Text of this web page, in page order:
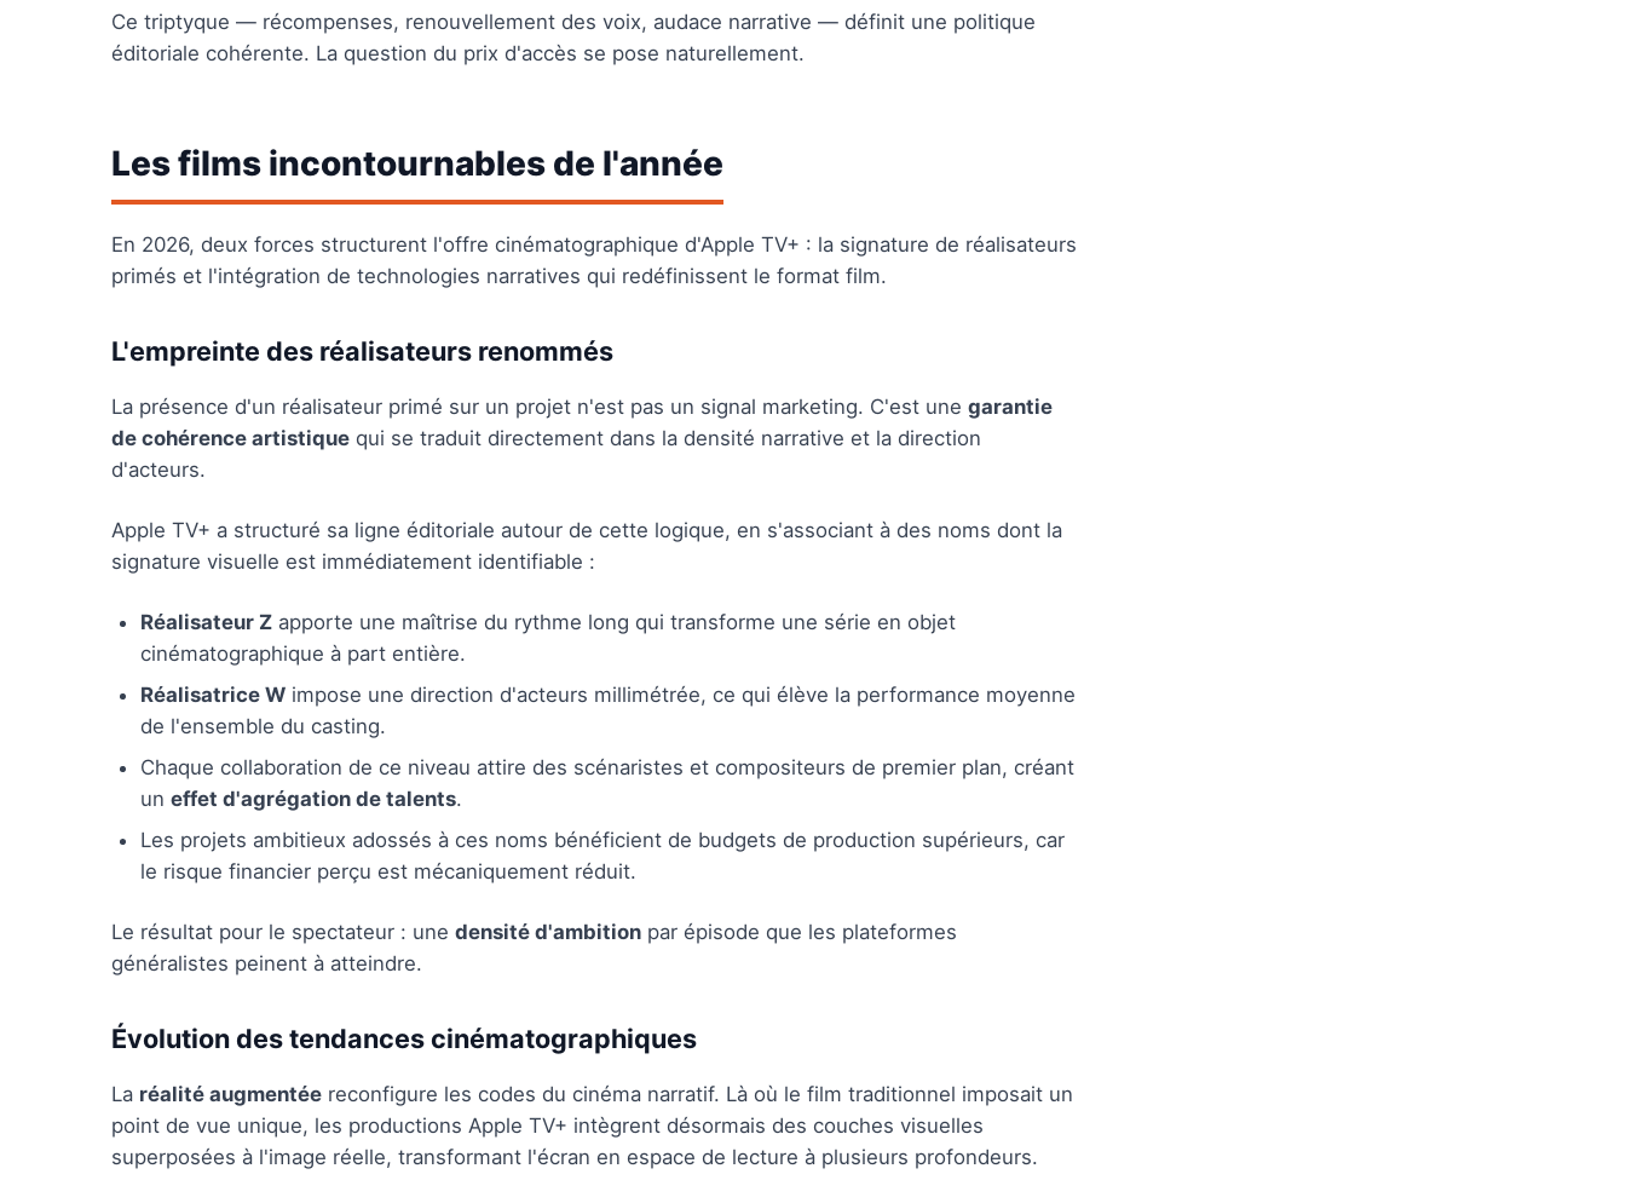
Ce triptyque — récompenses, renouvellement des voix, audace narrative — définit une politique
éditoriale cohérente. La question du prix d'accès se pose naturellement.
Les films incontournables de l'année
En 2026, deux forces structurent l'offre cinématographique d'Apple TV+ : la signature de réalisateurs
primés et l'intégration de technologies narratives qui redéfinissent le format film.
L'empreinte des réalisateurs renommés
La présence d'un réalisateur primé sur un projet n'est pas un signal marketing. C'est une garantie
de cohérence artistique qui se traduit directement dans la densité narrative et la direction
d'acteurs.
Apple TV+ a structuré sa ligne éditoriale autour de cette logique, en s'associant à des noms dont la
signature visuelle est immédiatement identifiable :
Réalisateur Z apporte une maîtrise du rythme long qui transforme une série en objet
cinématographique à part entière.
Réalisatrice W impose une direction d'acteurs millimétrée, ce qui élève la performance moyenne
de l'ensemble du casting.
Chaque collaboration de ce niveau attire des scénaristes et compositeurs de premier plan, créant
un effet d'agrégation de talents.
Les projets ambitieux adossés à ces noms bénéficient de budgets de production supérieurs, car
le risque financier perçu est mécaniquement réduit.
Le résultat pour le spectateur : une densité d'ambition par épisode que les plateformes
généralistes peinent à atteindre.
Évolution des tendances cinématographiques
La réalité augmentée reconfigure les codes du cinéma narratif. Là où le film traditionnel imposait un
point de vue unique, les productions Apple TV+ intègrent désormais des couches visuelles
superposées à l'image réelle, transformant l'écran en espace de lecture à plusieurs profondeurs.